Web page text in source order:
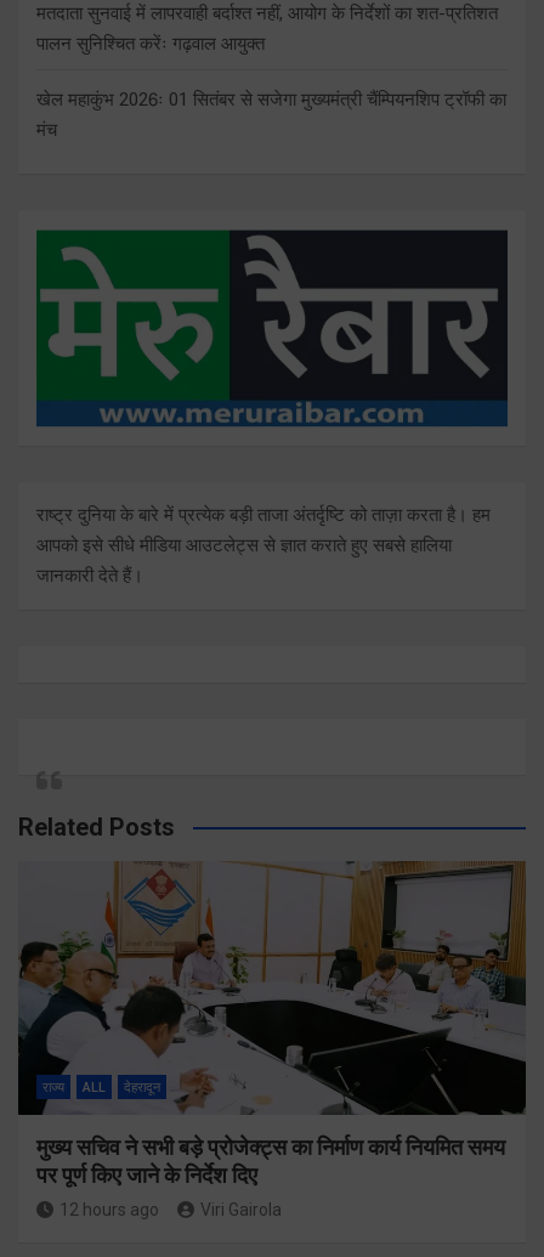
मतदाता सुनवाई में लापरवाही बर्दाश्त नहीं, आयोग के निर्देशों का शत-प्रतिशत
पालन सुनिश्चित करेंः गढ़वाल आयुक्त
खेल महाकुंभ 2026ः 01 सितंबर से सजेगा मुख्यमंत्री चैंम्पियनशिप ट्रॉफी का
मंच
राष्ट्र दुनिया के बारे में प्रत्येक बड़ी ताजा अंतर्दृष्टि को ताज़ा करता है। हम
आपको इसे सीधे मीडिया आउटलेट्स से ज्ञात कराते हुए सबसे हालिया
जानकारी देते हैं।
Related Posts
राज्य ALL देहरादून
मुख्य सचिव ने सभी बड़े प्रोजेक्ट्स का निर्माण कार्य नियमित समय
पर पूर्ण किए जाने के निर्देश दिए
12 hours ago Viri Gairola